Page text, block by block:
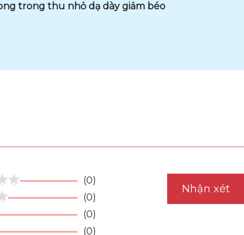
trong thu nhỏ dạ dày giảm béo
(0)
(0)
(0)
(0)
Nhận xét